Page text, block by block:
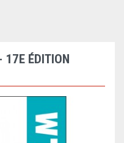
17E ÉDITION